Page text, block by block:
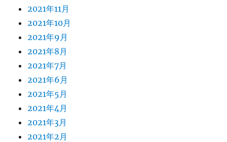
2021年11月
2021年10月
2021年9月
2021年8月
2021年7月
2021年6月
2021年5月
2021年4月
2021年3月
2021年2月